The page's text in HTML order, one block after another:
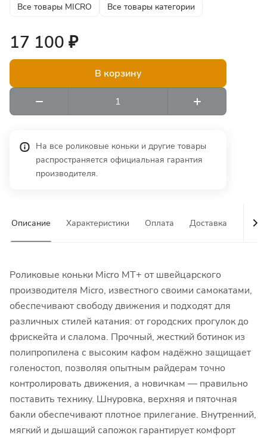
Все товары MICRO Все товары категории
17 100 ₽
В корзину
На все роликовые коньки и другие товары
распространяется официальная гарантия
производителя.
Описание Характеристики Оплата Доставка
Роликовые коньки Micro MT+ от швейцарского
производителя Micro, известного своими самокатами,
обеспечивают свободу движения и подходят для
различных стилей катания: от городских прогулок до
фрискейта и слалома. Прочный, жесткий ботинок из
полипропилена с высоким кафом надёжно защищает
голеностоп, позволяя опытным райдерам точно
контролировать движения, а новичкам — правильно
поставить технику. Шнуровка, верхняя и пяточная
бакли обеспечивают плотное прилегание. Внутренний,
мягкий и дышащий сапожок гарантирует комфорт